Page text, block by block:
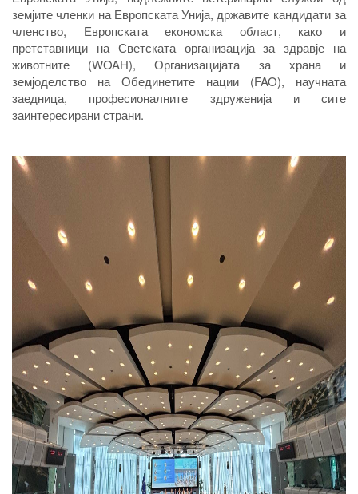
земјите членки на Европската Унија, државите кандидати за
членство, Европската економска област, како и
претставници на Светската организација за здравје на
животните (WOAH), Организацијата за храна и
земјоделство на Обединетите нации (FAO), научната
заедница, професионалните здруженија и сите
заинтересирани страни.